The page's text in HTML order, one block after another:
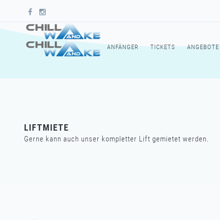
ANFÄNGER TICKETS ANGEBOTE
LIFTMIETE
Gerne kann auch unser kompletter Lift gemietet werden.